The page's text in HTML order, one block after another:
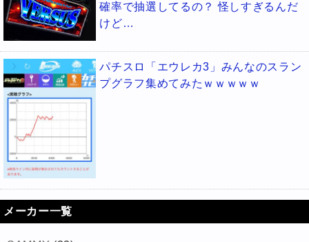
確率で抽選してるの？ 怪しすぎるんだ
けど…
パチスロ「エウレカ3」みんなのスラン
プグラフ集めてみたｗｗｗｗｗ
メーカー一覧